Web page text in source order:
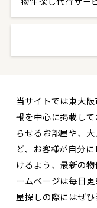
当サイトでは東大
報を中心に掲載し
らせるお部屋や、
ど、お客様が自分
けるよう、最新の
ームページは毎日
屋探しの際にはぜひ